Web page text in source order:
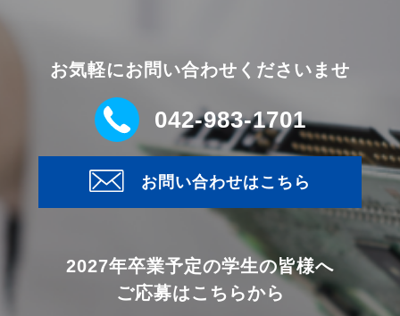
お気軽にお問い合わせくださいませ
042-983-1701
お問い合わせはこちら
2027年卒業予定の学生の皆様へ
ご応募はこちらから